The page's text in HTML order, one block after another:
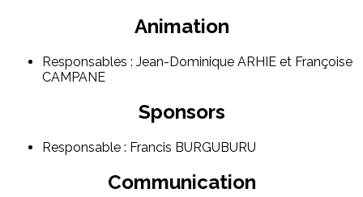
Animation
Responsables : Jean-Dominique ARHIE et Françoise
CAMPANE
Sponsors
Responsable : Francis BURGUBURU
Communication